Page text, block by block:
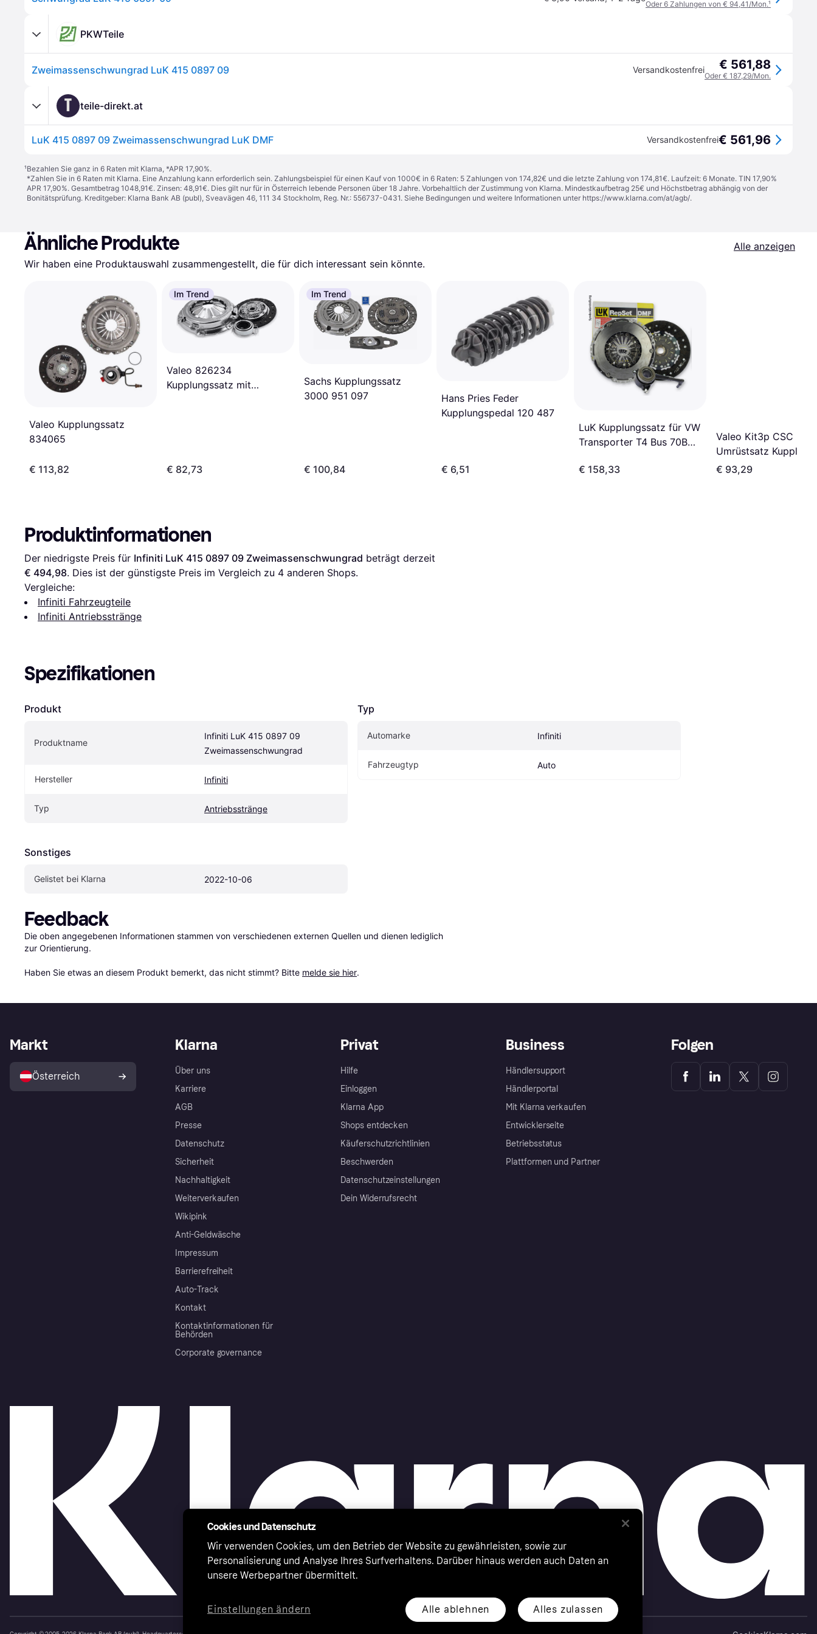
Oder 6 Zahlungen von € 94,41/Mon.¹
PKWTeile
Zweimassenschwungrad LuK 415 0897 09 Versandkostenfrei € 561,88
Oder € 187,29/Mon.
T teile-direkt.at
LuK 415 0897 09 Zweimassenschwungrad LuK DMF Versandkostenfrei€ 561,96
¹Bezahlen Sie ganz in 6 Raten mit Klarna, *APR 17,90%.
*Zahlen Sie in 6 Raten mit Klarna. Eine Anzahlung kann erforderlich sein. Zahlungsbeispiel für einen Kauf von 1000€ in 6 Raten: 5 Zahlungen von 174,82€ und die letzte Zahlung von 174,81€. Laufzeit: 6 Monate. TIN 17,90%
APR 17,90%. Gesamtbetrag 1048,91€. Zinsen: 48,91€. Dies gilt nur für in Österreich lebende Personen über 18 Jahre. Vorbehaltlich der Zustimmung von Klarna. Mindestkaufbetrag 25€ und Höchstbetrag abhängig von der
Bonitätsprüfung. Kreditgeber: Klarna Bank AB (publ), Sveavägen 46, 111 34 Stockholm, Reg. Nr.: 556737-0431. Siehe Bedingungen und weitere Informationen unter https://www.klarna.com/at/agb/.
Ähnliche Produkte
Alle anzeigen
Wir haben eine Produktauswahl zusammengestellt, die für dich interessant sein könnte.
Valeo Kupplungssatz
834065
€ 113,82
Im Trend
Valeo 826234
Kupplungssatz mit
€ 82,73
Im Trend
Sachs Kupplungssatz
3000 951 097
€ 100,84
Hans Pries Feder
Kupplungspedal 120 487
€ 6,51
LuK Kupplungssatz für VW
Transporter T4 Bus 70B
€ 158,33
Valeo Kit3p CSC
Umrüstsatz
834312
€ 93,29
Produktinformationen
Der niedrigste Preis für Infiniti LuK 415 0897 09 Zweimassenschwungrad
€ 494,98. Dies ist der günstigste Preis im Vergleich zu 4 anderen Shops.
Vergleiche:
Infiniti Fahrzeugteile
Infiniti Antriebsstränge
Spezifikationen
Produkt
Produktname
Infiniti LuK 415 0897 09
Zweimassenschwungrad
Hersteller Infiniti
Typ Antriebsstränge
Sonstiges
Gelistet bei Klarna 2022-10-06
Typ
Automarke Infiniti
Fahrzeugtyp Auto
Feedback
Die oben angegebenen Informationen stammen von verschiedenen externen Quellen und dienen lediglich
zur Orientierung.
Haben Sie etwas an diesem Produkt bemerkt, das nicht stimmt? Bitte melde sie hier.
Klarna
Über uns
Karriere
AGB
Presse
Datenschutz
Sicherheit
Nachhaltigkeit
Weiterverkaufen
Wikipink
Anti-Geldwäsche
Impressum
Barrierefreiheit
Auto-Track
Kontakt
Kontaktinformationen für
Behörden
Corporate governance
Privat
Hilfe
Einloggen
Klarna App
Shops entdecken
Käuferschutzrichtlinien
Beschwerden
Datenschutzeinstellungen
Dein Widerrufsrecht
Business
Händlersupport
Händlerportal
Mit Klarna verkaufen
Entwicklerseite
Betriebsstatus
Plattformen und Partner
Markt
Österreich
Folgen
Cookies und Datenschutz
Wir verwenden Cookies, um den Betrieb der Website zu gewährleisten, sowie zur
Personalisierung und Analyse Ihres Surfverhaltens. Darüber hinaus werden auch Daten an
unsere Werbepartner übermittelt.
Alle ablehnen Alles zulassen
Einstellungen ändern